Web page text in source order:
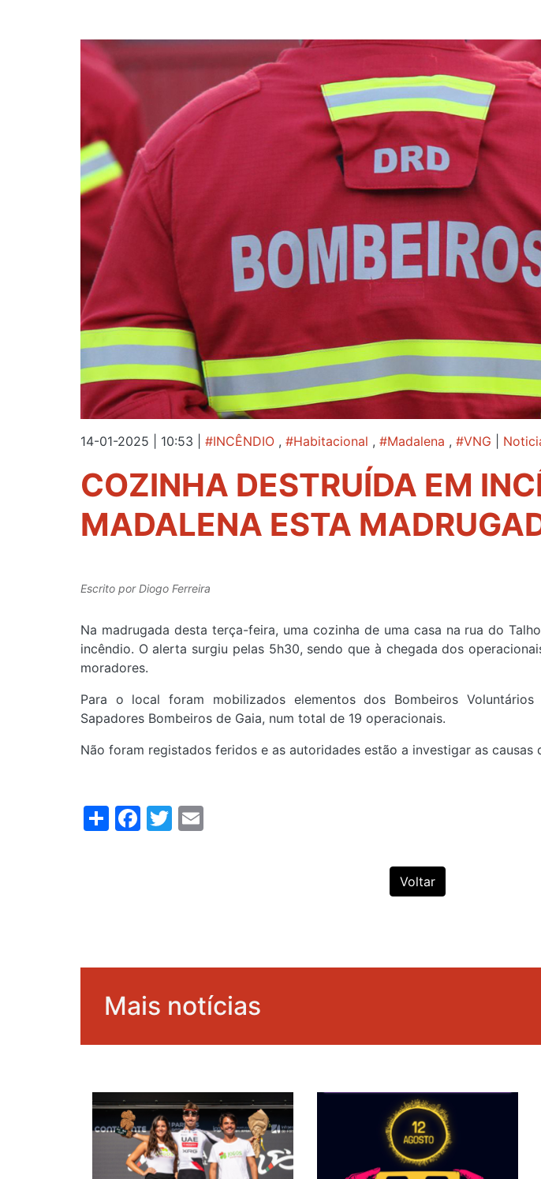
14-01-2025 | 10:53 #INCÊNDIO , #Habitacional , #Madalena , #VNG
COZINHA DESTRUÍDA EM
MADALENA ESTA
Escrito porDiogo Ferreira
Na madrugada desta terça-feira, uma cozinha de uma casa na rua do
incêndio. O alerta surgiu pelas 5h30, sendo que à chegada dos
moradores.
Para o local foram mobilizados elementos dos Bombeiros
Sapadores Bombeiros de Gaia, num total de 19 operacionais.
Não foram registados feridos e as autoridades estão a investigar as causas
ShareFacebook
Twitter
Voltar
Mais notícias